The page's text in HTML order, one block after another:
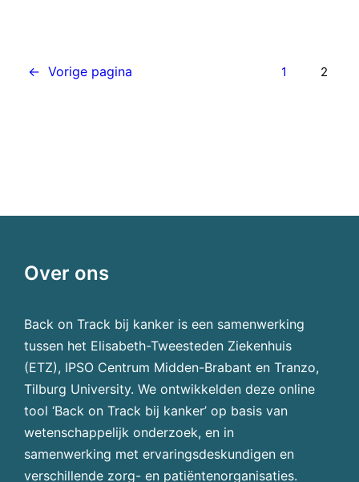
← Vorige pagina 1 2
Over ons
Back on Track bij kanker is een samenwerking
tussen het Elisabeth-Tweesteden Ziekenhuis
(ETZ), IPSO Centrum Midden-Brabant en Tranzo,
Tilburg University. We ontwikkelden deze online
tool ‘Back on Track bij kanker’ op basis van
wetenschappelijk onderzoek, en in
samenwerking met ervaringsdeskundigen en
verschillende zorg- en patiëntenorganisaties.